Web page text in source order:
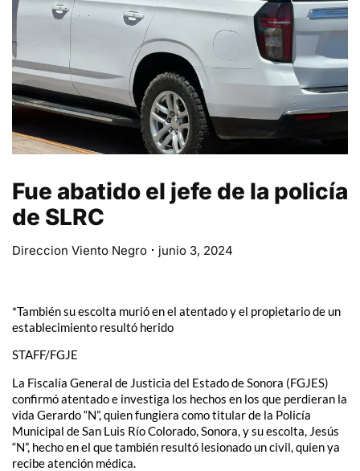
Fue abatido el jefe de la policía
de SLRC
Direccion Viento Negro junio 3, 2024
*También su escolta murió en el atentado y el propietario de un
establecimiento resultó herido
STAFF/FGJE
La Fiscalía General de Justicia del Estado de Sonora (FGJES)
confirmó atentado e investiga los hechos en los que perdieran la
vida Gerardo “N”, quien fungiera como titular de la Policía
Municipal de San Luis Río Colorado, Sonora, y su escolta, Jesús
“N”, hecho en el que también resultó lesionado un civil, quien ya
recibe atención médica.